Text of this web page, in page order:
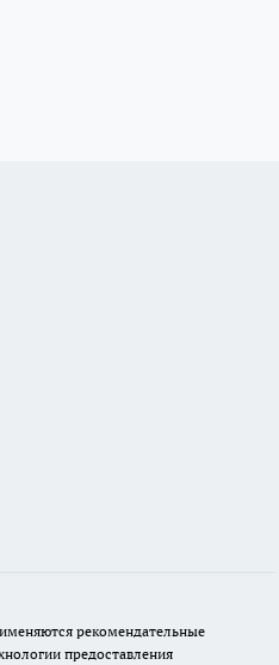
рекомендательные
предоставления